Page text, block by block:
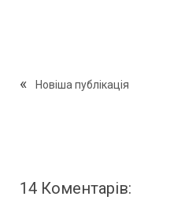
Новіша публікація
14 Коментарів: